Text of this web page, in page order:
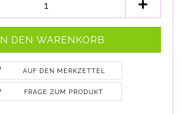
AUF DEN MERKZETTEL
FRAGE ZUM PRODUKT